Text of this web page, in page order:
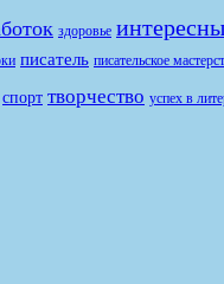
здоровье
писатель писательское
спорт творчество успех в